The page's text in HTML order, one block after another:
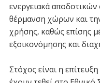
ενεργειακά
θέρμανση χώρων και
χρήσης, καθώς επίσης
εξοικονόμησης και
Στόχος είναι η